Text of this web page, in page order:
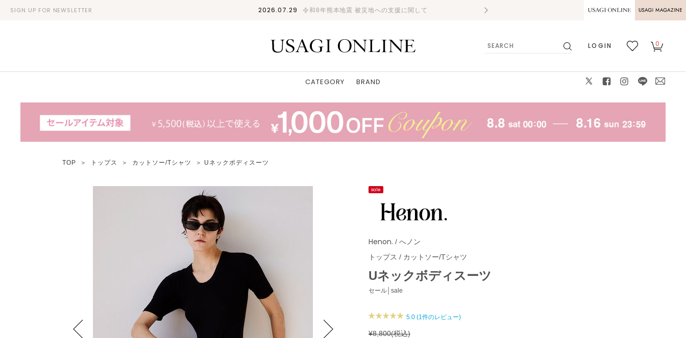
SIGN UP FOR NEWSLETTER 2026.07.29 令和8年熊本地震 被災地への支援に関して 熊本県熊本地方を震源とする地震の影響に
MAGAZINE
LOGIN
0
CATEGORY BRAND
TOP ＞ トップス ＞ カットソー/Tシャツ ＞ Uネックボディスーツ
sale
Henon. / へノン
トップス / カットソー/Tシャツ
Uネックボディスーツ
セール│sale
5.0 (1件のレビュー)
¥8,800(税込)